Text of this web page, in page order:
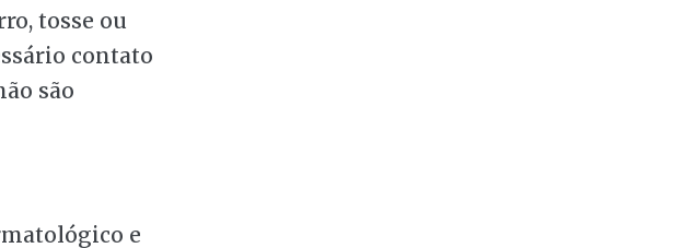
tosse ou
contato
são
e